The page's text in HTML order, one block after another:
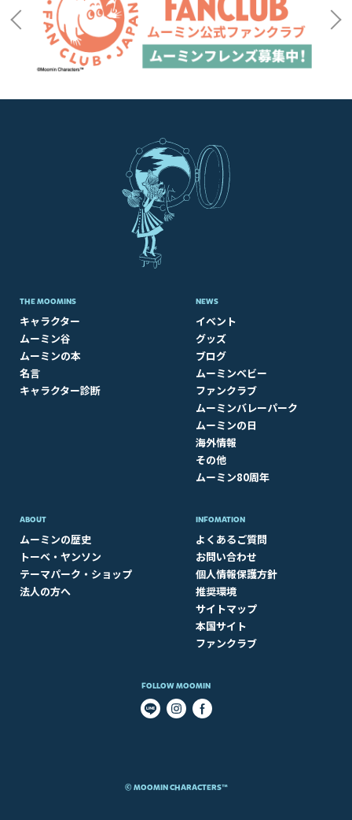
THE MOOMINS
キャラクター
ムーミン谷
ムーミンの本
名言
キャラクター診断
NEWS
イベント
グッズ
ブログ
ムーミンベビー
ファンクラブ
ムーミンバレーパーク
ムーミンの日
海外情報
その他
ムーミン80周年
ABOUT​
ムーミンの歴史
トーベ・ヤンソン
テーマパーク・ショップ
法人の方へ
INFOMATION
よくあるご質問
お問い合わせ
個人情報保護方針
推奨環境
サイトマップ
本国サイト
ファンクラブ
FOLLOW MOOMIN
© MOOMIN CHARACTERS™​